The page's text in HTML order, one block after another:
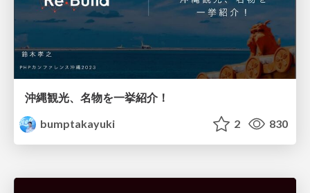
沖縄観光、名物を一挙紹介！
bumptakayuki
2 830